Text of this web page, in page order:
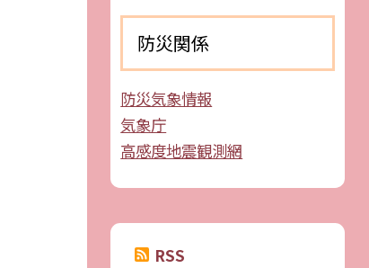
防災関係
防災気象情報
気象庁
高感度地震観測網
RSS